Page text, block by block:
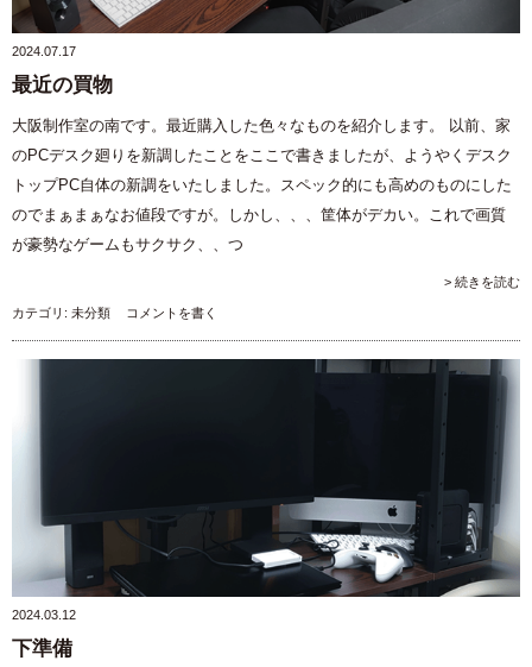
2024.07.17
最近の買物
大阪制作室の南です。最近購入した色々なものを紹介します。 以前、家
のPCデスク廻りを新調したことをここで書きましたが、ようやくデスク
トップPC自体の新調をいたしました。スペック的にも高めのものにした
のでまぁまぁなお値段ですが。しかし、、、筐体がデカい。これで画質
が豪勢なゲームもサクサク、、つ
> 続きを読む
カテゴリ: 未分類 コメントを書く
2024.03.12
下準備